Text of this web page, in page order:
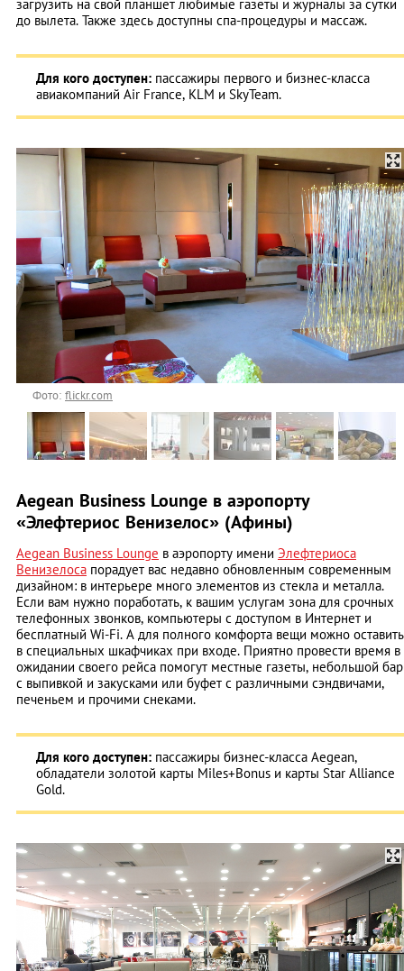
загрузить на свой планшет любимые газеты и журналы за сутки
до вылета. Также здесь доступны спа-процедуры и массаж.
Для кого доступен: пассажиры первого и бизнес-класса
авиакомпаний Air France, KLM и SkyTeam.
Фото:flickr.com
Aegean Business Lounge в аэропорту
«Элефтериос Венизелос» (Афины)
Aegean Business Lounge в аэропорту имени Элефтериоса
Венизелоса порадует вас недавно обновленным современным
дизайном: в интерьере много элементов из стекла и металла.
Если вам нужно поработать, к вашим услугам зона для срочных
телефонных звонков, компьютеры с доступом в Интернет и
бесплатный Wi-Fi. А для полного комфорта вещи можно оставить
в специальных шкафчиках при входе. Приятно провести время в
ожидании своего рейса помогут местные газеты, небольшой бар
с выпивкой и закусками или буфет с различными сэндвичами,
печеньем и прочими снеками.
Для кого доступен: пассажиры бизнес-класса Aegean,
обладатели золотой карты Miles+Bonus и карты Star Alliance
Gold.